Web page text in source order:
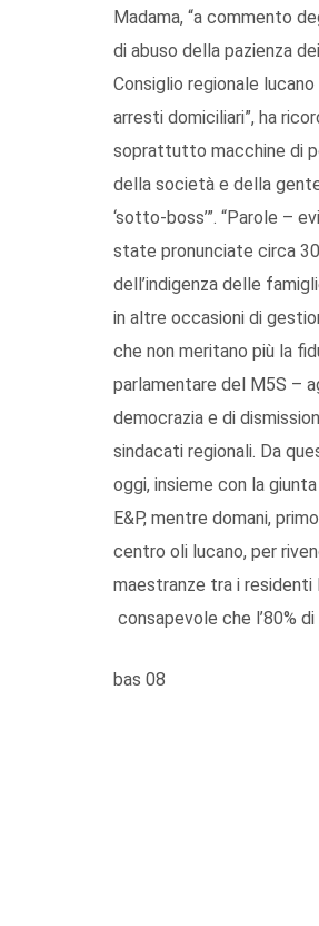
Madama, “a commento
di abuso della pazienza
Consiglio regionale
arresti domiciliari”, ha
soprattutto macchine di
della società e della
‘sotto-boss’”. “Parole –
state pronunciate circa
dell’indigenza delle
in altre occasioni di
che non meritano più la
parlamentare del M5S –
democrazia e di
sindacati regionali. Da
oggi, insieme con la
E&P, mentre domani,
centro oli lucano, per
maestranze tra i
consapevole che l’80%
bas 08